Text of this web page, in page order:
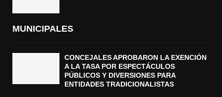
MUNICIPALES
CONCEJALES APROBARON LA EXENCIÓN
A LA TASA POR ESPECTÁCULOS
PÚBLICOS Y DIVERSIONES PARA
ENTIDADES TRADICIONALISTAS